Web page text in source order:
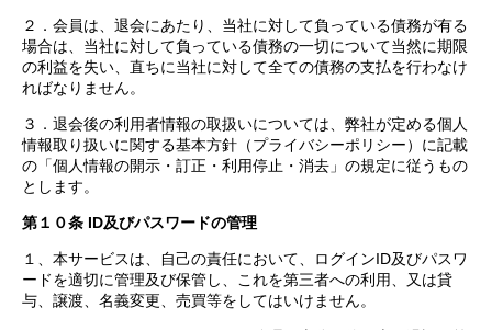
２．会員は、退会にあたり、当社に対して負っている債務が有る
場合は、当社に対して負っている債務の一切について当然に期限
の利益を失い、直ちに当社に対して全ての債務の支払を行わなけ
ればなりません。
３．退会後の利用者情報の取扱いについては、弊社が定める個人
情報取り扱いに関する基本方針（プライバシーポリシー）に記載
の「個人情報の開示・訂正・利用停止・消去」の規定に従うもの
とします。
第１０条 ID及びパスワードの管理
１、本サービスは、自己の責任において、ログインID及びパスワ
ードを適切に管理及び保管し、これを第三者への利用、又は貸
与、譲渡、名義変更、売買等をしてはいけません。